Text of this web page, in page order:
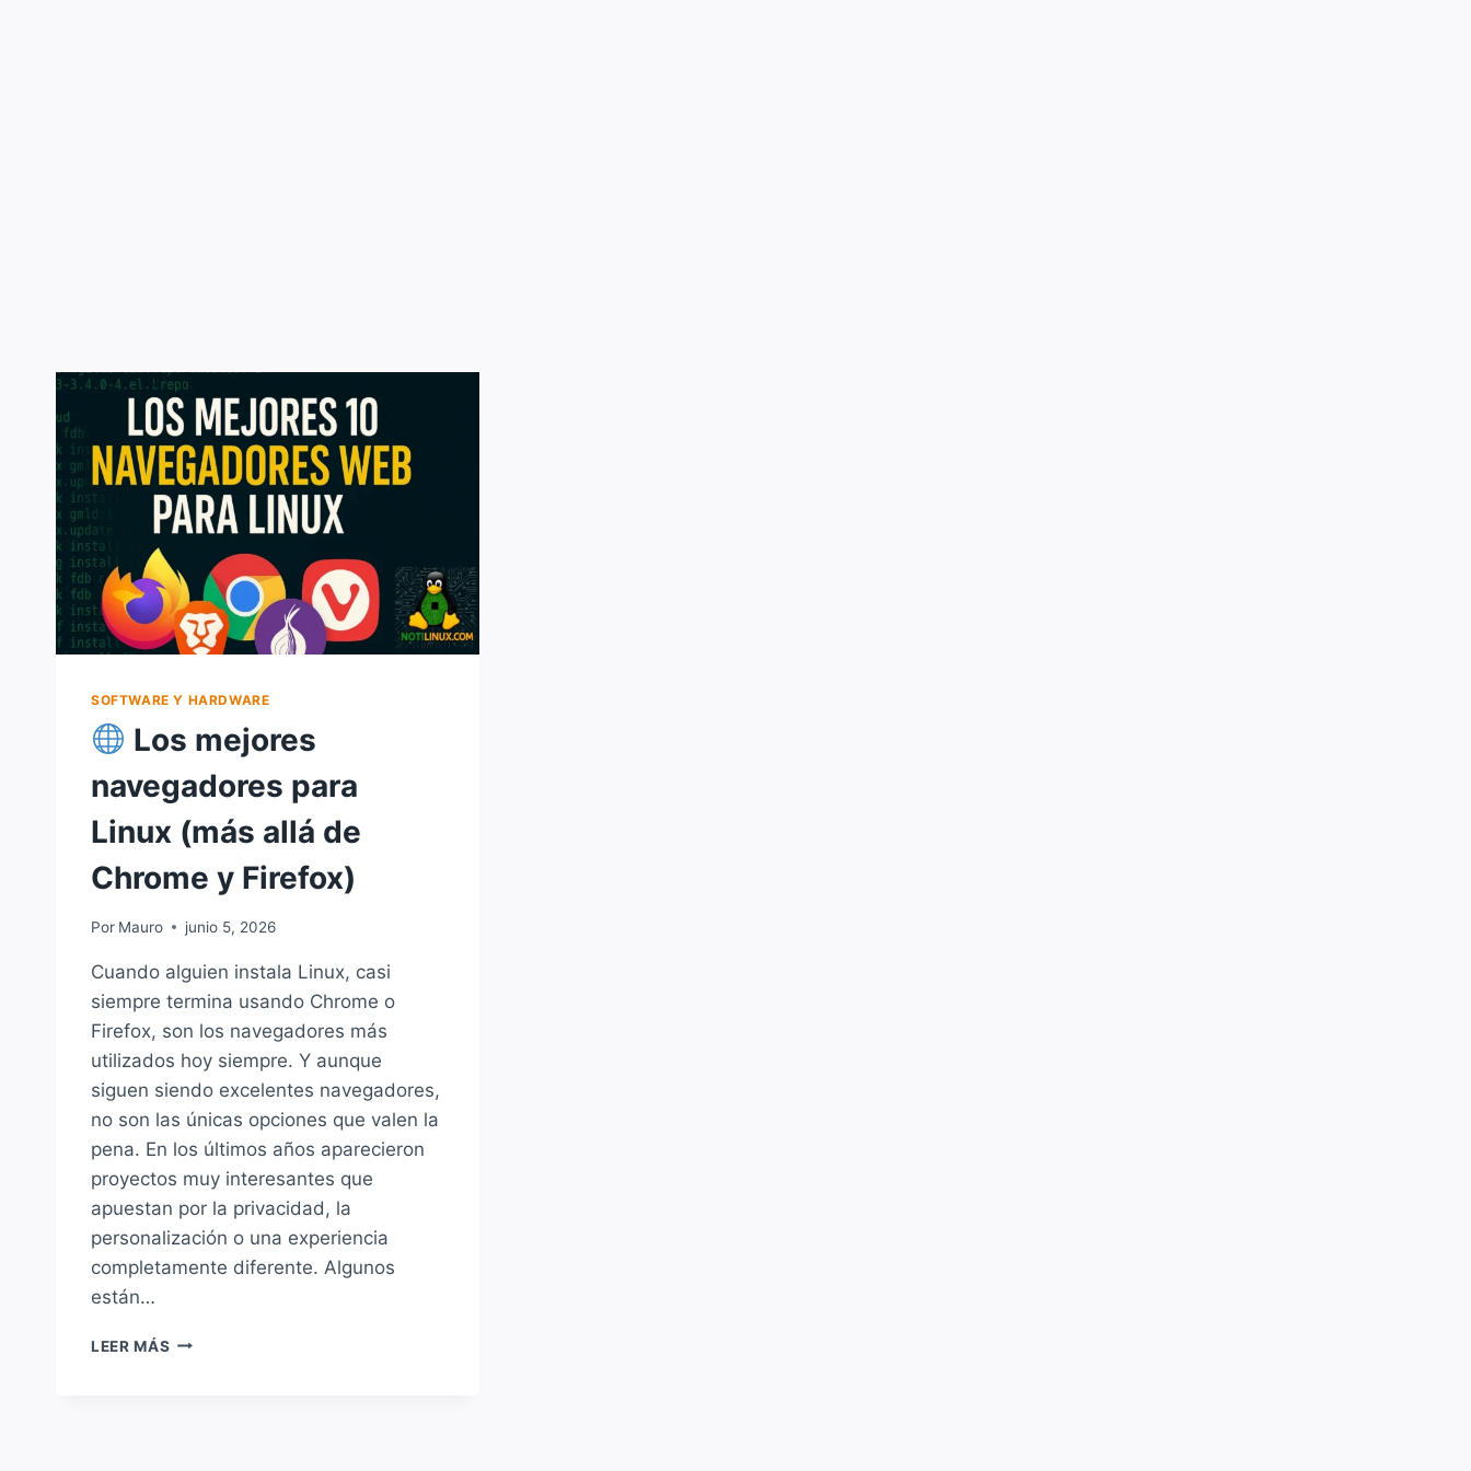
SOFTWARE Y HARDWARE
Los mejores
navegadores para
Linux (más allá de
Chrome y Firefox)
Por Mauro junio 5, 2026
Cuando alguien instala Linux, casi
siempre termina usando Chrome o
Firefox, son los navegadores más
utilizados hoy siempre. Y aunque
siguen siendo excelentes navegadores,
no son las únicas opciones que valen la
pena. En los últimos años aparecieron
proyectos muy interesantes que
apuestan por la privacidad, la
personalización o una experiencia
completamente diferente. Algunos
están…
LEER MÁS